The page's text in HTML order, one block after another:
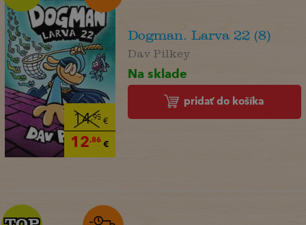
14,95€
12,86€
Dogman. Larva 22 (8)
Dav Pilkey
Na sklade
pridať do košíka